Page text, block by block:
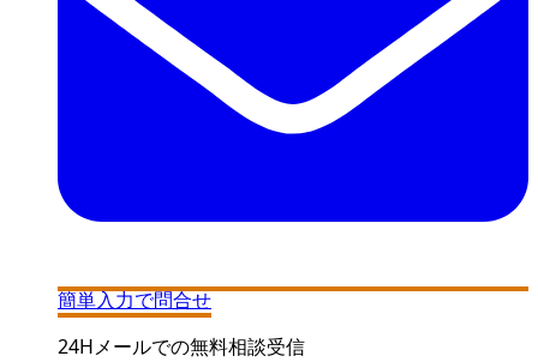
簡単入力で問合せ
24Hメールでの無料相談受信